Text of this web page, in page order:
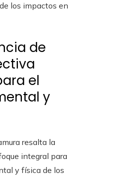
los impactos en
de
el
y
resalta la
integral para
y física de los